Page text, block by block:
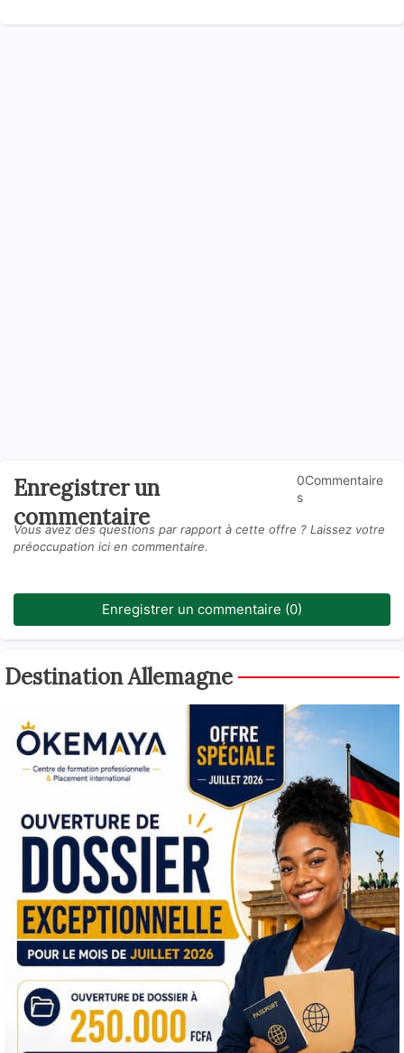
Enregistrer un
commentaire
0Commentaire
s
Vous avez des questions par rapport à cette offre ? Laissez votre
préoccupation ici en commentaire.
Enregistrer un commentaire (0)
Destination Allemagne